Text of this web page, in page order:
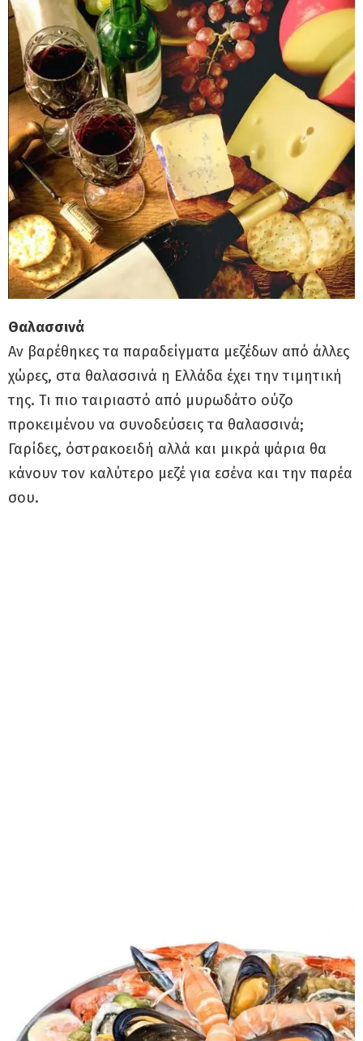
Θαλασσινά
Αν βαρέθηκες τα παραδείγματα μεζέδων από άλλες
χώρες, στα θαλασσινά η Ελλάδα έχει την τιμητική
της. Τι πιο ταιριαστό από μυρωδάτο ούζο
προκειμένου να συνοδεύσεις τα θαλασσινά;
Γαρίδες, όστρακοειδή αλλά και μικρά ψάρια θα
κάνουν τον καλύτερο μεζέ για εσένα και την παρέα
σου.